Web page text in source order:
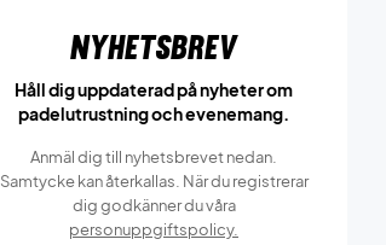
Nyhetsbrev
Håll dig uppdaterad på nyheter om
padelutrustning och evenemang.
Anmäl dig till nyhetsbrevet nedan.
Samtycke kan återkallas. När du registrerar
dig godkänner du våra
personuppgiftspolicy.